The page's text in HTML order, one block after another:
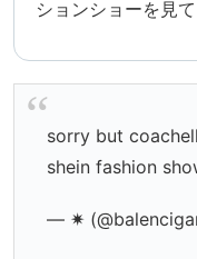
ションショーを見
sorry but
shein fashion
— ✷